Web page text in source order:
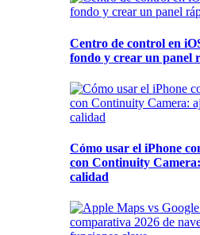
Centro de control en
fondo y crear un panel
Cómo usar el iPhone
con Continuity
calidad